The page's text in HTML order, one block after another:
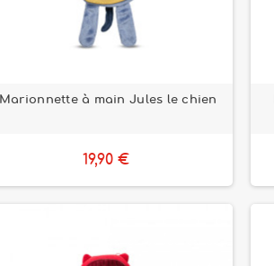
Marionnette à main Jules le chien
19,90 €